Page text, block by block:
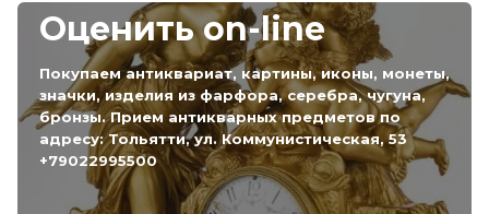
Оценить on-line
Покупаем антиквариат, картины, иконы, монеты,
значки, изделия из фарфора, серебра, чугуна,
бронзы. Прием антикварных предметов по
адресу: Тольятти, ул. Коммунистическая, 53
+79022995500